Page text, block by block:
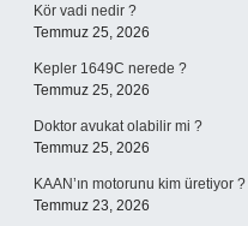
Kör vadi nedir ?
Temmuz 25, 2026
Kepler 1649C nerede ?
Temmuz 25, 2026
Doktor avukat olabilir mi ?
Temmuz 25, 2026
KAAN’ın motorunu kim üretiyor ?
Temmuz 23, 2026